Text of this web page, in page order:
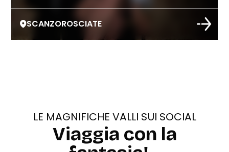
SCANZOROSCIATE
LE MAGNIFICHE VALLI SUI SOCIAL
Viaggia con la